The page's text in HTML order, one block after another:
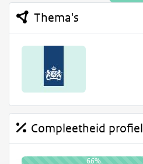
Thema's
Compleetheid profiel
66%